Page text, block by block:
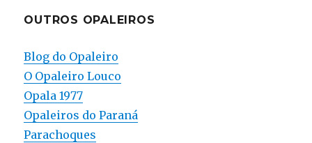
OUTROS OPALEIROS
Blog do Opaleiro
O Opaleiro Louco
Opala 1977
Opaleiros do Paraná
Parachoques